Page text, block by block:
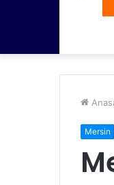
Mersin